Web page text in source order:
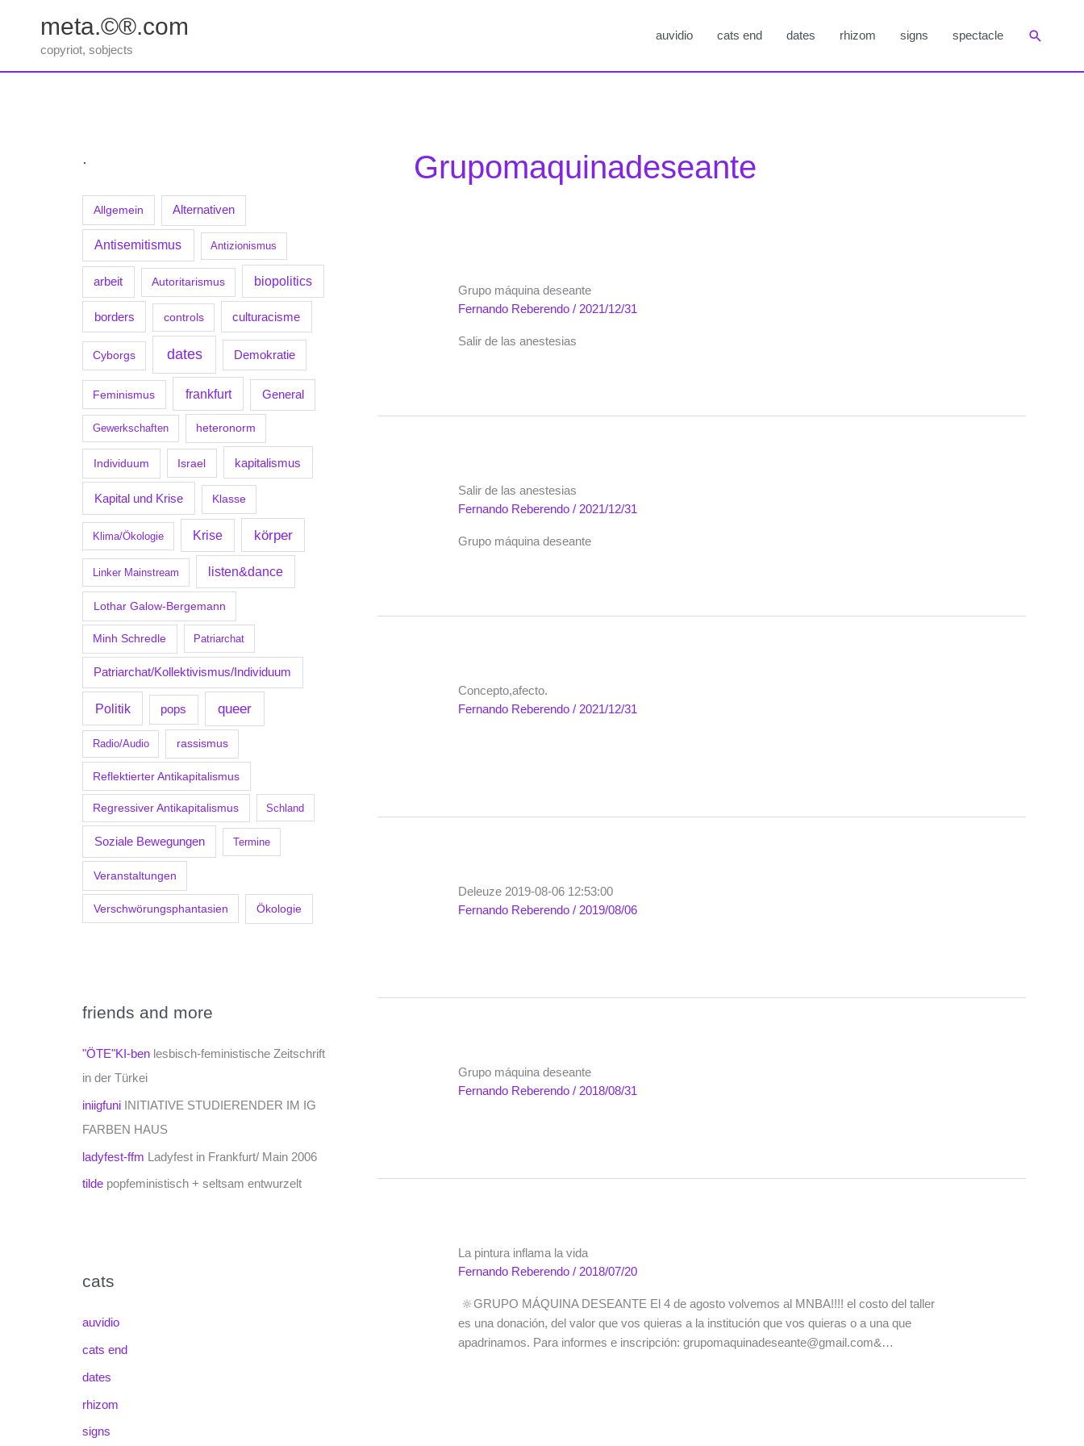
springen
meta.©®.com
copyriot, sobjects
auvidio cats end dates rhizom signs spectacle Suchen
.
Allgemein Alternativen
Antisemitismus Antizionismus
arbeit Autoritarismus biopolitics
borders controls culturacisme
Cyborgs dates Demokratie
Feminismus frankfurt General
Gewerkschaften heteronorm
Individuum Israel kapitalismus
Kapital und Krise Klasse
Klima/Ökologie Krise körper
Linker Mainstream listen&dance
Lothar Galow-Bergemann
Minh Schredle Patriarchat
Patriarchat/Kollektivismus/Individuum
Politik pops queer
Radio/Audio rassismus
Reflektierter Antikapitalismus
Regressiver Antikapitalismus Schland
Soziale Bewegungen Termine
Veranstaltungen
Verschwörungsphantasien Ökologie
friends and more
"ÖTE"KI-ben lesbisch-feministische Zeitschrift
in der Türkei
iniigfuni INITIATIVE STUDIERENDER IM IG
FARBEN HAUS
ladyfest-ffm Ladyfest in Frankfurt/ Main 2006
tilde popfeministisch + seltsam entwurzelt
cats
auvidio
cats end
dates
rhizom
signs
Grupomaquinadeseante
Grupo máquina deseante
Fernando Reberendo/ 2021/12/31
Salir de las anestesias
Salir de las anestesias
Fernando Reberendo/ 2021/12/31
Grupo máquina deseante
Concepto,afecto.
Fernando Reberendo/2021/12/31
Deleuze 2019-08-06 12:53:00
Fernando Reberendo/ 2019/08/06
Grupo máquina deseante
Fernando Reberendo/ 2018/08/31
La pintura inflama la vida
Fernando Reberendo/ 2018/07/20
🔆GRUPO MÁQUINA DESEANTE El 4 de agosto volvemos al MNBA!!!! el costo del taller
es una donación, del valor que vos quieras a la institución que vos quieras o a una que
apadrinamos. Para informes e inscripción: grupomaquinadeseante@gmail.com&…